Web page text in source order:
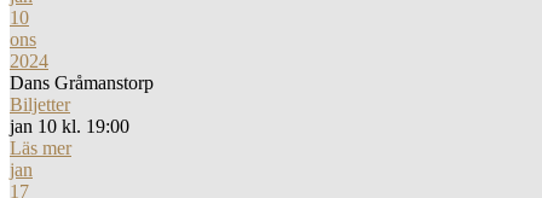
10
ons
2024
Dans Gråmanstorp
Biljetter
jan 10 kl. 19:00
Läs mer
jan
17